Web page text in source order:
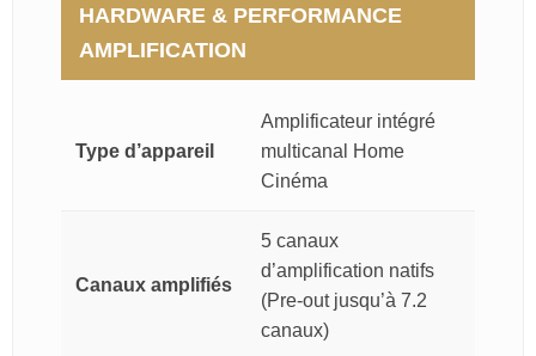
HARDWARE & PERFORMANCE
AMPLIFICATION
Type d’appareil
Amplificateur intégré
multicanal Home
Cinéma
Canaux amplifiés
5 canaux
d’amplification natifs
(Pre-out jusqu’à 7.2
canaux)